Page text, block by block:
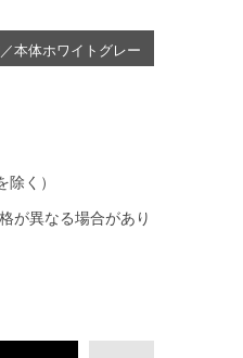
が異なる場合があり
く）
本体ホワイトグレー